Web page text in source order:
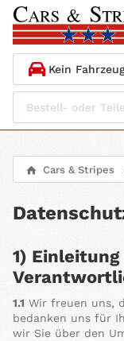
1. HERSTELLER
Cars & Stripes
1)
1.1 Wir freuen uns,
bedanken uns für
wir Sie über den